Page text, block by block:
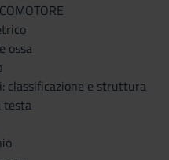
ossa
classificazione e struttura
testa